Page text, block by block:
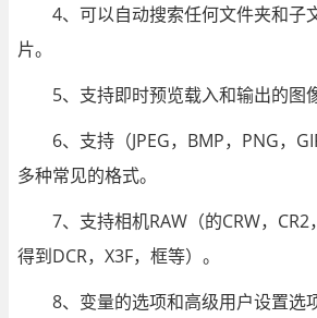
4、可以自动搜索任何文件夹和子
片。
5、支持即时预览载入和输出的图像
6、支持（JPEG，BMP，PNG，GIF
多种常见的格式。
7、支持相机RAW（的CRW，CR2
得到DCR，X3F，框等）。
8、变量的选项和高级用户设置选项